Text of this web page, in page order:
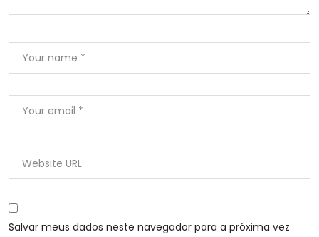
Salvar meus dados neste navegador para a próxima vez